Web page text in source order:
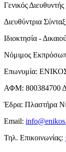
Γενικός Διευθυντής
Διευθύντρια
Ιδιοκτησία -
Νόμιμος
Επωνυμία:
ΑΦΜ: 800384700
Έδρα: Πλαστήρα
Email:
Τηλ. Επικοινωνίας: